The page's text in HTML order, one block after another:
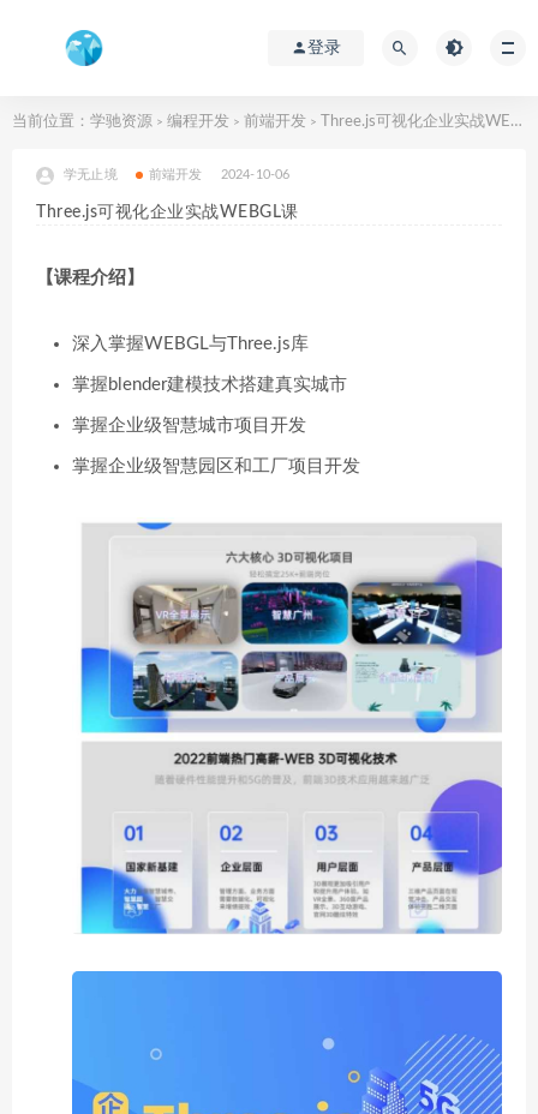
登录
当前位置： 学驰资源 > 编程开发 > 前端开发 > Three.js可视化企业实战WEBGL课
学无止境 前端开发 2024-10-06
Three.js可视化企业实战WEBGL课
【课程介绍】
深入掌握WEBGL与Three.js库
掌握blender建模技术搭建真实城市
掌握企业级智慧城市项目开发
掌握企业级智慧园区和工厂项目开发